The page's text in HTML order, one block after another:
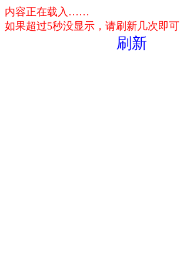
内容正在载入……
如果超过5秒没显示，请刷新几次即可
刷新